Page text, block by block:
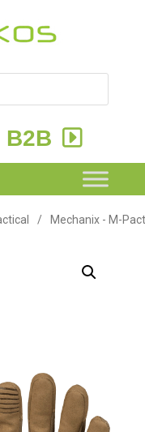
B2B
/ Mechanix - M-Pact